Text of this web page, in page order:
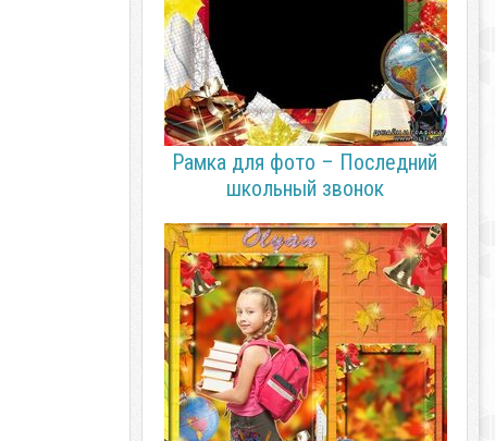
Рамка для фото – Последний
школьный звонок